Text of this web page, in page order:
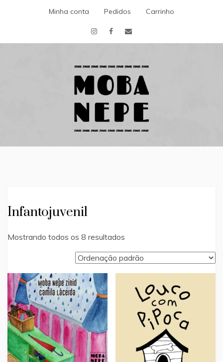
Minha conta Pedidos Carrinho
MOBA NEPE
Infantojuvenil
Mostrando todos os 8 resultados